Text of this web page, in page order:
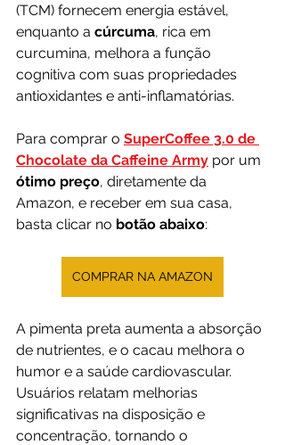
(TCM) fornecem energia estável,
enquanto a cúrcuma, rica em
curcumina, melhora a função
cognitiva com suas propriedades
antioxidantes e anti-inflamatórias.
Para comprar o SuperCoffee 3.0 de
Chocolate da Caffeine Army por um
ótimo preço, diretamente da
Amazon, e receber em sua casa,
basta clicar no botão abaixo:
COMPRAR NA AMAZON
A pimenta preta aumenta a absorção
de nutrientes, e o cacau melhora o
humor e a saúde cardiovascular.
Usuários relatam melhorias
significativas na disposição e
concentração, tornando o